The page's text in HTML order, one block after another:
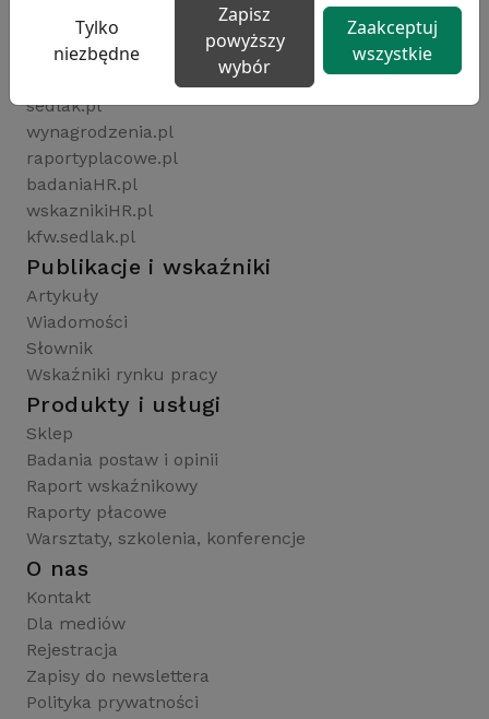
Rynekpracy.pl
sedlak.pl
wynagrodzenia.pl
raportyplacowe.pl
badaniaHR.pl
wskaznikiHR.pl
kfw.sedlak.pl
Publikacje i wskaźniki
Artykuły
Wiadomości
Słownik
Wskaźniki rynku pracy
Produkty i usługi
Sklep
Badania postaw i opinii
Raport wskaźnikowy
Raporty płacowe
Warsztaty, szkolenia, konferencje
O nas
Kontakt
Dla mediów
Rejestracja
Zapisy do newslettera
Polityka prywatności
Tylko
niezbędne
Zapisz
powyższy
wybór
Zaakceptuj
wszystkie